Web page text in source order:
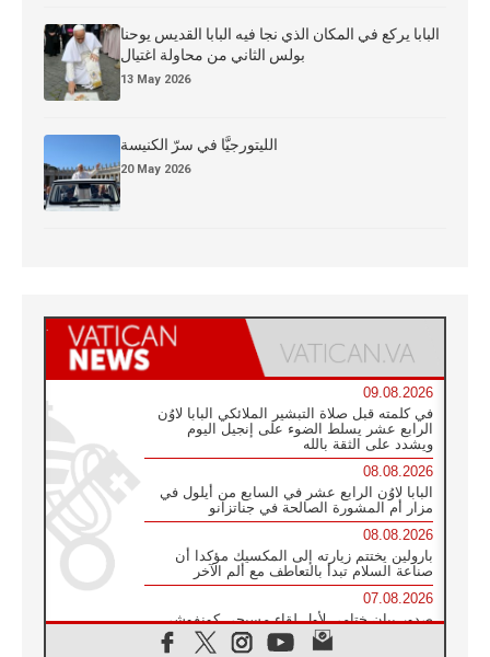
البابا يركع في المكان الذي نجا فيه البابا القديس يوحنا
بولس الثاني من محاولة اغتيال
13 May 2026
الليتورجيَّا في سرّ الكنيسة
20 May 2026
09.08.2026
في كلمته قبل صلاة التبشير الملائكي البابا لاوُن
الرابع عشر يسلط الضوء على إنجيل اليوم
ويشدد على الثقة بالله
08.08.2026
البابا لاوُن الرابع عشر في السابع من أيلول في
مزار أم المشورة الصالحة في جناتزانو
08.08.2026
بارولين يختتم زيارته إلى المكسيك مؤكدا أن
صناعة السلام تبدأ بالتعاطف مع ألم الآخر
07.08.2026
صدور بيان ختامي لأول لقاء مسيحي كونفوشي
بمشاركة الدائرة الفاتيكانية للحوار بين الأديان